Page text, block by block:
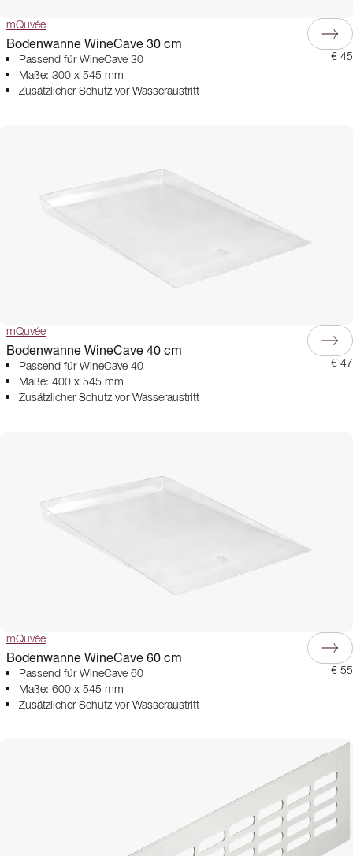
mQuvée
Bodenwanne WineCave 30 cm
Passend für WineCave 30
Maße: 300 x 545 mm
Zusätzlicher Schutz vor Wasseraustritt
€ 45
mQuvée
Bodenwanne WineCave 40 cm
Passend für WineCave 40
Maße: 400 x 545 mm
Zusätzlicher Schutz vor Wasseraustritt
€ 47
mQuvée
Bodenwanne WineCave 60 cm
Passend für WineCave 60
Maße: 600 x 545 mm
Zusätzlicher Schutz vor Wasseraustritt
€ 55